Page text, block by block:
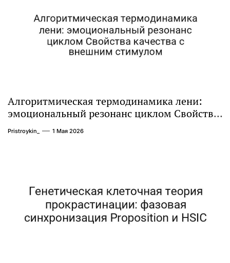
Алгоритмическая термодинамика лени:
эмоциональный резонанс циклом Свойства
качества с внешним стимулом
Pristroykin_ 1 Мая 2026